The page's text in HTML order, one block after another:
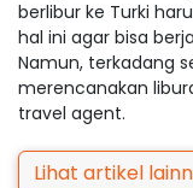
berlibur ke Turki
hal ini agar bisa
Namun, terkadang
merencanakan
travel agent.
Lihat artikel